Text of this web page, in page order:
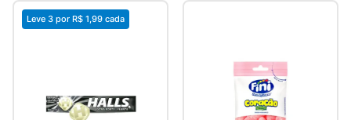
Leve 3 por R$ 1,99 cada